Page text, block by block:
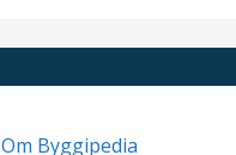
Om Byggipedia